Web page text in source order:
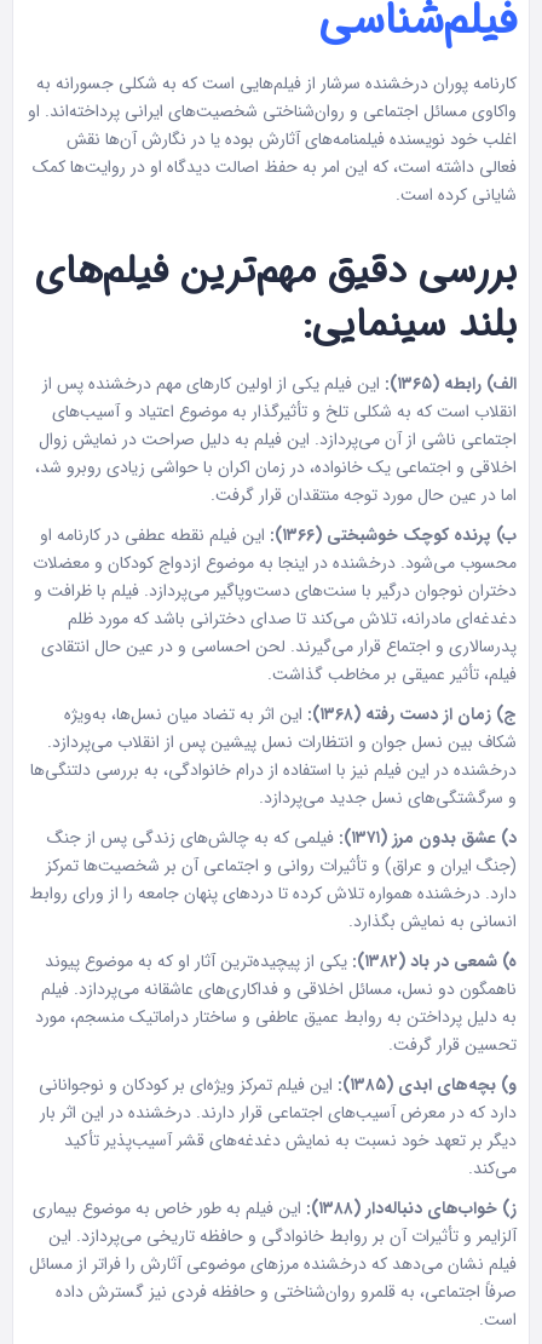
فیلم‌شناسی
کارنامه پوران درخشنده سرشار از فیلم‌هایی است که به شکلی جسورانه به
واکاوی مسائل اجتماعی و روان‌شناختی شخصیت‌های ایرانی پرداخته‌اند. او
اغلب خود نویسنده فیلمنامه‌های آثارش بوده یا در نگارش آن‌ها نقش
فعالی داشته است، که این امر به حفظ اصالت دیدگاه او در روایت‌ها کمک
شایانی کرده است.
بررسی دقیق مهم‌ترین فیلم‌های
بلند سینمایی:
الف) رابطه (۱۳۶۵):
این فیلم یکی از اولین کارهای مهم درخشنده پس از
انقلاب است که به شکلی تلخ و تأثیرگذار به موضوع اعتیاد و آسیب‌های
اجتماعی ناشی از آن می‌پردازد. این فیلم به دلیل صراحت در نمایش زوال
اخلاقی و اجتماعی یک خانواده، در زمان اکران با حواشی زیادی روبرو شد،
اما در عین حال مورد توجه منتقدان قرار گرفت.
ب) پرنده کوچک خوشبختی (۱۳۶۶):
این فیلم نقطه عطفی در کارنامه او
محسوب می‌شود. درخشنده در اینجا به موضوع ازدواج کودکان و معضلات
دختران نوجوان درگیر با سنت‌های دست‌وپاگیر می‌پردازد. فیلم با ظرافت و
دغدغه‌ای مادرانه، تلاش می‌کند تا صدای دخترانی باشد که مورد ظلم
پدرسالاری و اجتماع قرار می‌گیرند. لحن احساسی و در عین حال انتقادی
فیلم، تأثیر عمیقی بر مخاطب گذاشت.
ج) زمان از دست رفته (۱۳۶۸):
این اثر به تضاد میان نسل‌ها، به‌ویژه
شکاف بین نسل جوان و انتظارات نسل پیشین پس از انقلاب می‌پردازد.
درخشنده در این فیلم نیز با استفاده از درام خانوادگی، به بررسی دلتنگی‌ها
و سرگشتگی‌های نسل جدید می‌پردازد.
د) عشق بدون مرز (۱۳۷۱):
فیلمی که به چالش‌های زندگی پس از جنگ
(جنگ ایران و عراق) و تأثیرات روانی و اجتماعی آن بر شخصیت‌ها تمرکز
دارد. درخشنده همواره تلاش کرده تا دردهای پنهان جامعه را از ورای روابط
انسانی به نمایش بگذارد.
ه) شمعی در باد (۱۳۸۲):
یکی از پیچیده‌ترین آثار او که به موضوع پیوند
ناهمگون دو نسل، مسائل اخلاقی و فداکاری‌های عاشقانه می‌پردازد. فیلم
به دلیل پرداختن به روابط عمیق عاطفی و ساختار دراماتیک منسجم، مورد
تحسین قرار گرفت.
و) بچه‌های ابدی (۱۳۸۵):
این فیلم تمرکز ویژه‌ای بر کودکان و نوجوانانی
دارد که در معرض آسیب‌های اجتماعی قرار دارند. درخشنده در این اثر بار
دیگر بر تعهد خود نسبت به نمایش دغدغه‌های قشر آسیب‌پذیر تأکید
می‌کند.
ز) خواب‌های دنباله‌دار (۱۳۸۸):
این فیلم به طور خاص به موضوع بیماری
آلزایمر و تأثیرات آن بر روابط خانوادگی و حافظه تاریخی می‌پردازد. این
فیلم نشان می‌دهد که درخشنده مرزهای موضوعی آثارش را فراتر از مسائل
صرفاً اجتماعی، به قلمرو روان‌شناختی و حافظه فردی نیز گسترش داده
است.